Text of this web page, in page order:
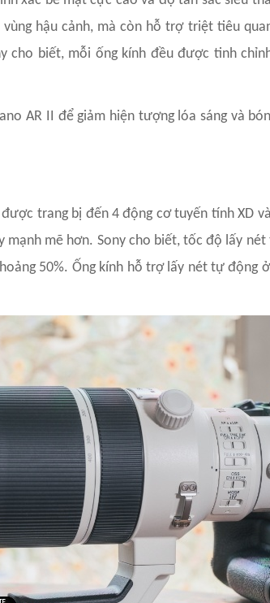
hậu cảnh, mà còn hỗ trợ triệt tiêu
biết, mỗi ống kính đều được tinh
AR II để giảm hiện tượng lóa sáng và
trang bị đến 4 động cơ tuyến tính XD
mẽ hơn. Sony cho biết, tốc độ lấy
50%. Ống kính hỗ trợ lấy nét tự động